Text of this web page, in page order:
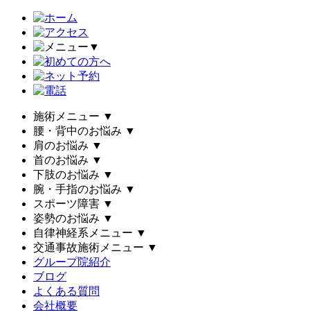
▼
施術メニュー ▼
腰・背中のお悩み ▼
肩のお悩み ▼
首のお悩み ▼
下肢のお悩み ▼
腕・手指のお悩み ▼
スポーツ障害 ▼
姿勢のお悩み ▼
自律神経系メニュー ▼
交通事故施術メニュー ▼
グループ院紹介
ブログ
よくある質問
会社概要